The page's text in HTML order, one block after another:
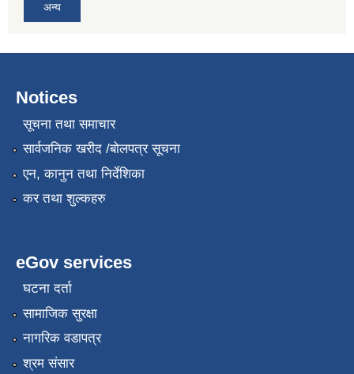
अन्य
Notices
सूचना तथा समाचार
सार्वजनिक खरीद /बोलपत्र सूचना
एन, कानुन तथा निर्देशिका
कर तथा शुल्कहरु
eGov services
घटना दर्ता
सामाजिक सुरक्षा
नागरिक वडापत्र
श्रम संसार